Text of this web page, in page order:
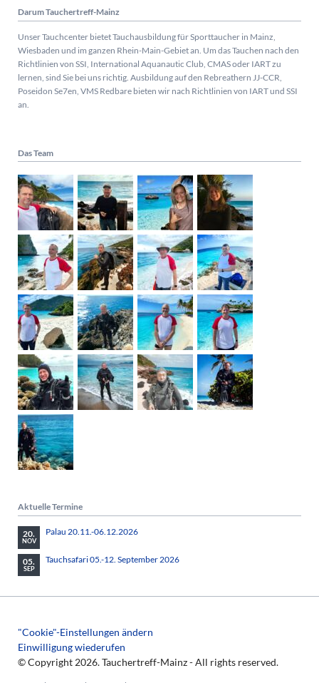
Darum Tauchertreff-Mainz
Unser Tauchcenter bietet Tauchausbildung für Sporttaucher in Mainz,
Wiesbaden und im ganzen Rhein-Main-Gebiet an. Um das Tauchen nach den
Richtlinien von SSI, International Aquanautic Club, CMAS oder IART zu
lernen, sind Sie bei uns richtig. Ausbildung auf den Rebreathern JJ-CCR,
Poseidon Se7en, VMS Redbare bieten wir nach Richtlinien von IART und SSI
an.
Das Team
Aktuelle Termine
20.
NOV
Palau 20.11.-06.12.2026
05.
SEP
Tauchsafari 05.-12. September 2026
"Cookie"-Einstellungen ändern
Einwilligung wiederufen
© Copyright 2026. Tauchertreff-Mainz - All rights reserved.